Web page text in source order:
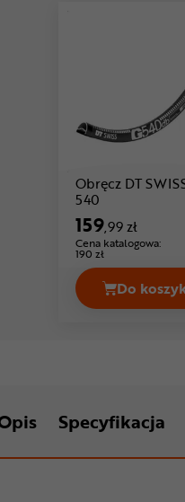
Obręcz DT
540
159,99 zł
Cena katalogowa:
190 zł
Do
Specyfikacja